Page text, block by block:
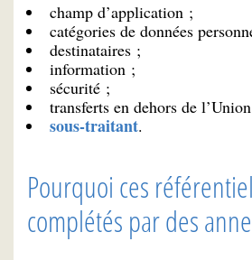
champ d’application ;
catégories de données
destinataires ;
information ;
sécurité ;
transferts en dehors de
sous-traitant.
Pourquoi ces
complétés par des